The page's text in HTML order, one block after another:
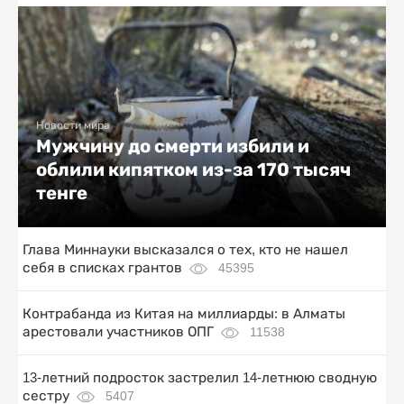
Новости мира
Мужчину до смерти избили и
облили кипятком из-за 170 тысяч
тенге
Глава Миннауки высказался о тех, кто не нашел
себя в списках грантов
45395
Контрабанда из Китая на миллиарды: в Алматы
арестовали участников ОПГ
11538
13-летний подросток застрелил 14-летнюю сводную
сестру
5407